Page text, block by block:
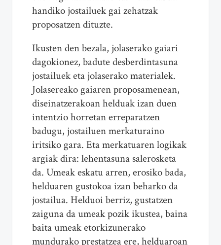
handiko jostailuek gai zehatzak
proposatzen dituzte.
Ikusten den bezala, jolaserako gaiari
dagokionez, badute desberdintasuna
jostailuek eta jolaserako materialek.
Jolasereako gaiaren proposamenean,
diseinatzerakoan helduak izan duen
intentzio horretan erreparatzen
badugu, jostailuen merkaturaino
iritsiko gara. Eta merkatuaren logikak
argiak dira: lehentasuna salerosketa
da. Umeak eskatu arren, erosiko bada,
helduaren gustokoa izan beharko da
jostailua. Helduoi berriz, gustatzen
zaiguna da umeak pozik ikustea, baina
baita umeak etorkizunerako
mundurako prestatzea ere, helduaroan